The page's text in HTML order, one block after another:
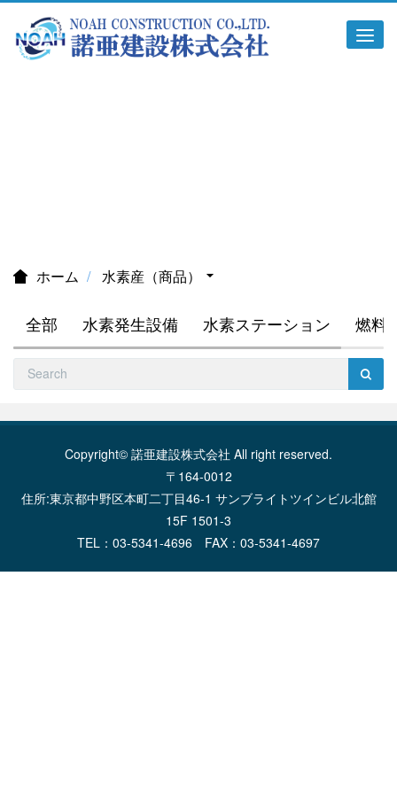
ホーム 水素産（商品）
全部 水素発生設備 水素ステーション 燃料
Copyright© 諾亜建設株式会社 All right reserved.
〒164-0012
住所:東京都中野区本町二丁目46-1 サンブライトツインビル北館
15F 1501-3
TEL：03-5341-4696 FAX：03-5341-4697